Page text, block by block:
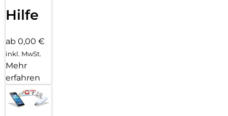
Hilfe
ab 0,00 €
inkl. MwSt.
Mehr
erfahren